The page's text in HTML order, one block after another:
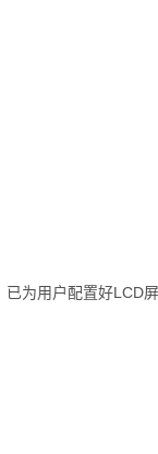
已为用户配置好LCD